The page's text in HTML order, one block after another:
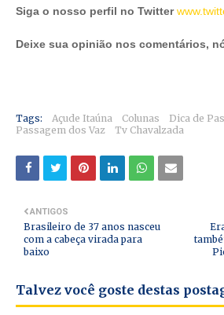
Siga o nosso perfil no Twitter
Deixe sua opinião nos comentários,
Tags: Açude Itaúna Colunas
Dica de
Passagem dos Vaz
Tv Chavalzada
ANTIGOS
Brasileiro de 37 anos nasceu
com a cabeça virada para
baixo
Talvez você goste destas